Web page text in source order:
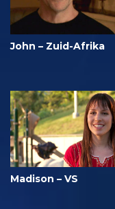
John – Zuid-Afrika
Madison – VS